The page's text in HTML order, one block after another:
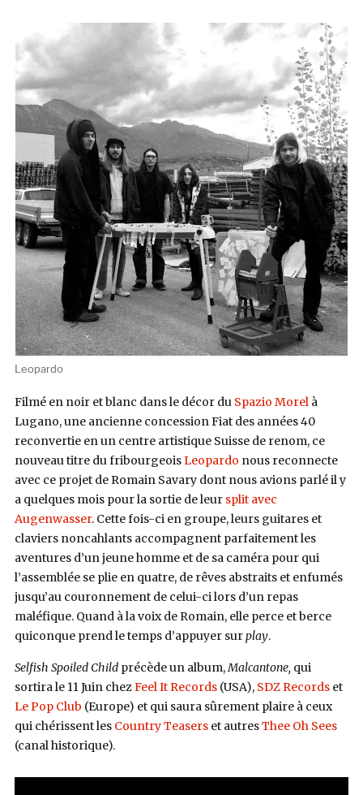
Leopardo
Filmé en noir et blanc dans le décor du Spazio Morelà
Lugano, une ancienne concession Fiat des années 40
reconvertie en un centre artistique Suisse de renom, ce
nouveau titre du fribourgeoisLeopardo nous reconnecte
avec ce projet de Romain Savary dont nous avions parlé il y
a quelques mois pour la sortie de leur split avec
Augenwasser. Cette fois-ci en groupe, leurs guitares et
claviers noncahlants accompagnent parfaitement les
aventures d’un jeune homme et de sa caméra pour qui
l’assemblée se plie en quatre, de rêves abstraits et enfumés
jusqu’au couronnement de celui-ci lors d’un repas
maléfique. Quand à la voix de Romain, elle perce et berce
quiconque prend le temps d’appuyer surplay.
Selfish Spoiled Childprécède un album,Malcantone, qui
sortira le 11 Juin chezFeel It Records(USA), SDZ Recordset
Le Pop Club (Europe) et qui saura sûrement plaire à ceux
qui chérissent les Country Teaserset autresThee Oh Sees
(canal historique).